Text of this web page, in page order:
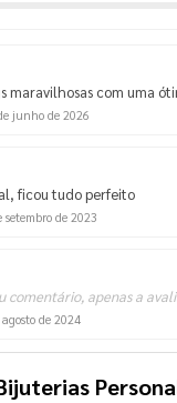
maravilhosas com uma
junho de 2026
ficou tudo perfeito
setembro de 2023
comentário, apenas a
de 2024